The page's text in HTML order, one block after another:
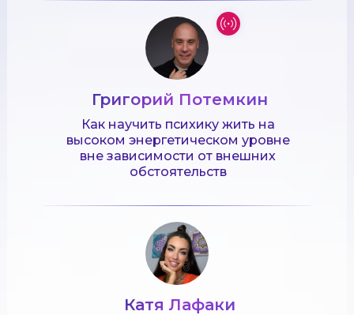
Григорий Потемкин
Как научить психику жить на
высоком энергетическом уровне
вне зависимости от внешних
обстоятельств
Катя Лафаки